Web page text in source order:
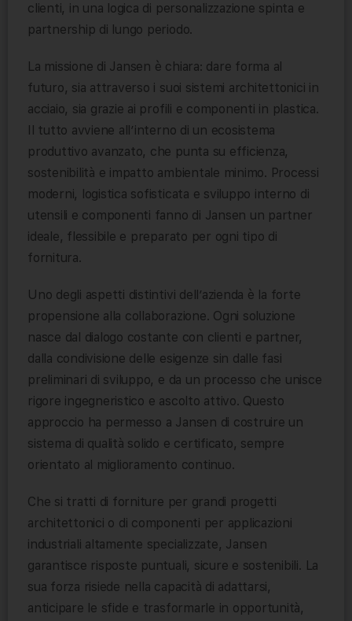
clienti, in una logica di personalizzazione spinta e
partnership di lungo periodo.
La missione di Jansen è chiara: dare forma al
futuro, sia attraverso i suoi sistemi architettonici in
acciaio, sia grazie ai profili e componenti in plastica.
Il tutto avviene all’interno di un ecosistema
produttivo avanzato, che punta su efficienza,
sostenibilità e impatto ambientale minimo. Processi
moderni, logistica sofisticata e sviluppo interno di
utensili e componenti fanno di Jansen un partner
ideale, flessibile e preparato per ogni tipo di
fornitura.
Uno degli aspetti distintivi dell’azienda è la forte
propensione alla collaborazione. Ogni soluzione
nasce dal dialogo costante con clienti e partner,
dalla condivisione delle esigenze sin dalle fasi
preliminari di sviluppo, e da un processo che unisce
rigore ingegneristico e ascolto attivo. Questo
approccio ha permesso a Jansen di costruire un
sistema di qualità solido e certificato, sempre
orientato al miglioramento continuo.
Che si tratti di forniture per grandi progetti
architettonici o di componenti per applicazioni
industriali altamente specializzate, Jansen
garantisce risposte puntuali, sicure e sostenibili. La
sua forza risiede nella capacità di adattarsi,
anticipare le sfide e trasformarle in opportunità,